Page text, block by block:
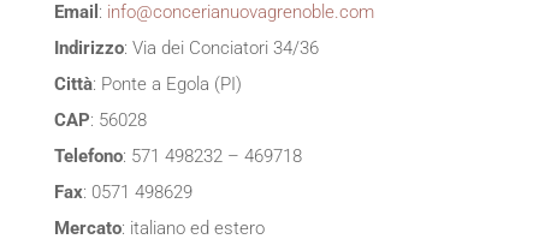
Email : info@concerianuovagrenoble.com
Indirizzo: Via dei Conciatori 34/36
Città: Ponte a Egola (PI)
CAP: 56028
Telefono: 571 498232 – 469718
Fax: 0571 498629
Mercato: italiano ed estero